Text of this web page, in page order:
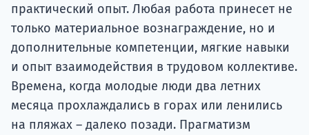
практический опыт. Любая работа принесет не
только материальное вознаграждение, но и
дополнительные компетенции, мягкие навыки
и опыт взаимодействия в трудовом коллективе.
Времена, когда молодые люди два летних
месяца прохлаждались в горах или ленились
на пляжах – далеко позади. Прагматизм